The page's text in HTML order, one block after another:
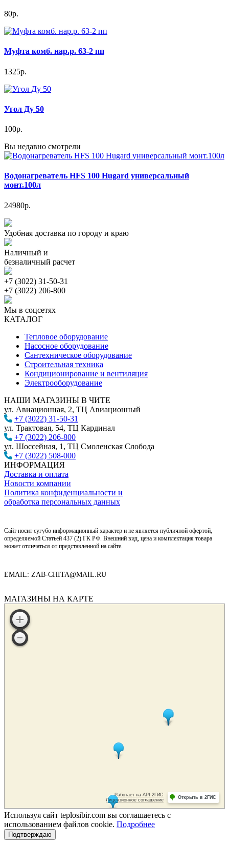
80р.
Муфта комб. нар.р. 63-2 пп
1325р.
Угол Ду 50
100р.
Вы недавно смотрели
Водонагреватель HFS 100 Hugard универсальный
монт.100л
24980р.
Удобная доставка по городу и краю
Наличный и
безналичный расчет
+7 (3022) 31-50-31
+7 (3022) 206-800
Мы в соцсетях
КАТАЛОГ
Тепловое оборудование
Насосное оборудование
Сантехническое оборудование
Строительная техника
Кондиционирование и вентиляция
Электрооборудование
НАШИ МАГАЗИНЫ В ЧИТЕ
ул. Авиационная, 2, ТЦ Авиационный
+7 (3022) 31-50-31
ул. Трактовая, 54, ТЦ Кардинал
+7 (3022) 206-800
ул. Шоссейная, 1, ТЦ Смоленская Слобода
+7 (3022) 508-000
ИНФОРМАЦИЯ
Доставка и оплата
Новости компании
Политика конфиденциальности и
обработка персональных данных
Сайт носит сугубо информационный характер и не является публичной офертой,
определяемой Статьей 437 (2) ГК РФ. Внешний вид, цена и комплектация товара
может отличаться от представленной на сайте.
EMAIL: ZAB-CHITA@MAIL.RU
МАГАЗИНЫ НА КАРТЕ
Используя сайт teplosibir.com вы соглашаетесь с
использованием файлов cookie. Подробнее
Подтверждаю